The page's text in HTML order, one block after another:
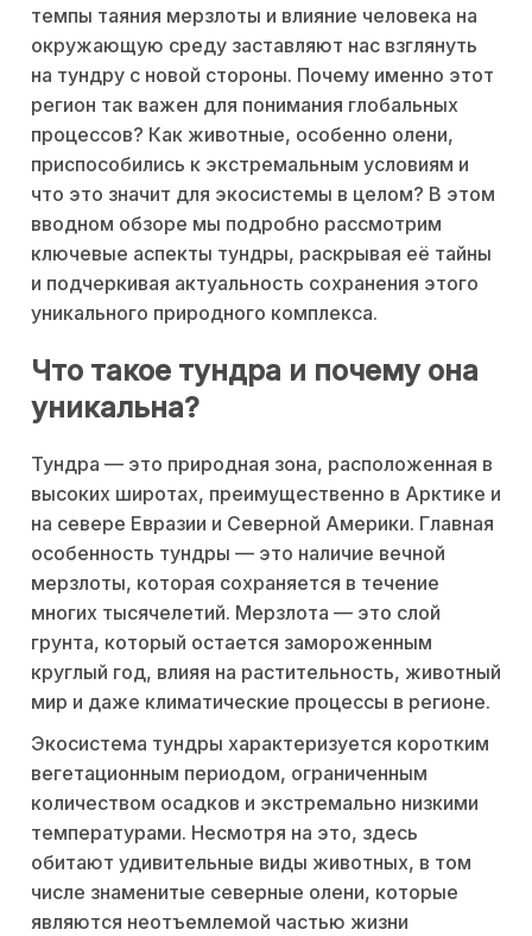
темпы таяния мерзлоты и влияние человека на
окружающую среду заставляют нас взглянуть
на тундру с новой стороны. Почему именно этот
регион так важен для понимания глобальных
процессов? Как животные, особенно олени,
приспособились к экстремальным условиям и
что это значит для экосистемы в целом? В этом
вводном обзоре мы подробно рассмотрим
ключевые аспекты тундры, раскрывая её тайны
и подчеркивая актуальность сохранения этого
уникального природного комплекса.
Что такое тундра и почему она
уникальна?
Тундра — это природная зона, расположенная в
высоких широтах, преимущественно в Арктике и
на севере Евразии и Северной Америки. Главная
особенность тундры — это наличие вечной
мерзлоты, которая сохраняется в течение
многих тысячелетий. Мерзлота — это слой
грунта, который остается замороженным
круглый год, влияя на растительность, животный
мир и даже климатические процессы в регионе.
Экосистема тундры характеризуется коротким
вегетационным периодом, ограниченным
количеством осадков и экстремально низкими
температурами. Несмотря на это, здесь
обитают удивительные виды животных, в том
числе знаменитые северные олени, которые
являются неотъемлемой частью жизни